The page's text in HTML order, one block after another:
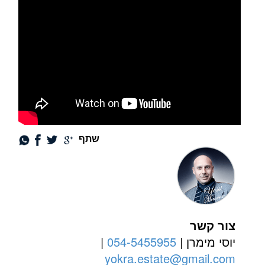
שתף
צור קשר
יוסי מימרן |054-5455955
|
yokra.estate@gmail.com